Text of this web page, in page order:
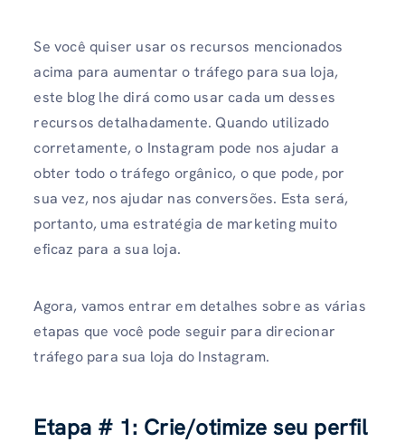
Se você quiser usar os recursos mencionados
acima para aumentar o tráfego para sua loja,
este blog lhe dirá como usar cada um desses
recursos detalhadamente. Quando utilizado
corretamente, o Instagram pode nos ajudar a
obter todo o tráfego orgânico, o que pode, por
sua vez, nos ajudar nas conversões. Esta será,
portanto, uma estratégia de marketing muito
eficaz para a sua loja.
Agora, vamos entrar em detalhes sobre as várias
etapas que você pode seguir para direcionar
tráfego para sua loja do Instagram.
Etapa # 1: Crie/otimize seu perfil